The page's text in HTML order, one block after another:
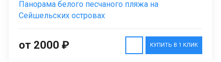
Панорама белого песчаного пляжа на
Сейшельских островах
КУПИТЬ В 1 КЛИК
от 2000 ₽